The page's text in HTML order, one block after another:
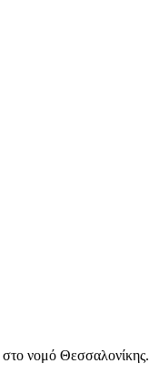
νομό Θεσσαλονίκης.